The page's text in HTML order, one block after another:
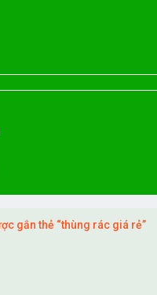
gắn thẻ “thùng rác giá rẻ”